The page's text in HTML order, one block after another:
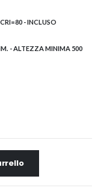
- INCLUSO
- ALTEZZA MINIMA 500